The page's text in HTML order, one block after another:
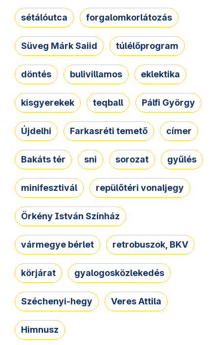
sétálóutca forgalomkorlátozás
Süveg Márk Saiid túlélőprogram
döntés bulivillamos eklektika
kisgyerekek teqball Pálfi György
Újdelhi Farkasréti temető címer
Bakáts tér sni sorozat gyűlés
minifesztivál repülőtéri vonaljegy
Örkény István Színház
vármegye bérlet retrobuszok, BKV
körjárat gyalogosközlekedés
Széchenyi-hegy Veres Attila
Himnusz